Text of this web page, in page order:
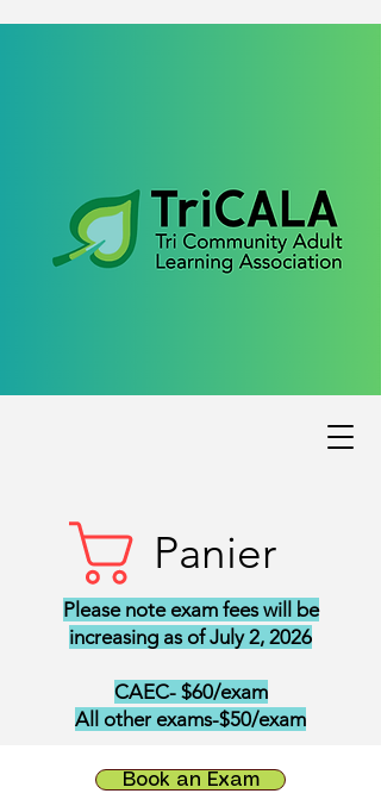
Panier
Please note exam fees will be
increasing as of July 2, 2026
CAEC- $60/exam
All other exams-$50/exam
Book an Exam